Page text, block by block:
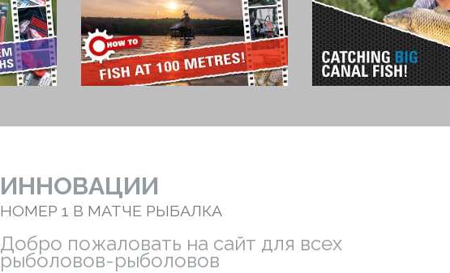
ИННОВАЦИИ
НОМЕР 1 В МАТЧЕ РЫБАЛКА
Добро пожаловать на сайт для всех
рыболовов-рыболовов